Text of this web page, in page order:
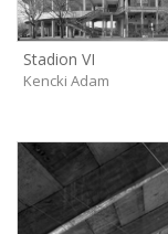
Stadion VI
Kencki Adam